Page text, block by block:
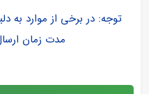
توجه: در برخی از موارد به
مدت زمان